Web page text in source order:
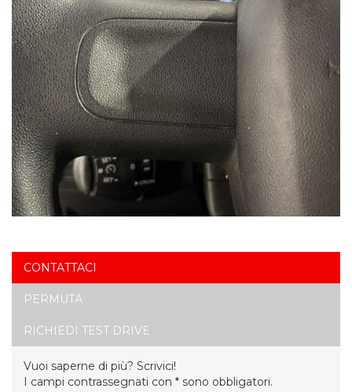
CONTATTACI
PERMUTA
RICHIEDI TEST DRIVE
Vuoi saperne di più? Scrivici!
I campi contrassegnati con * sono obbligatori.